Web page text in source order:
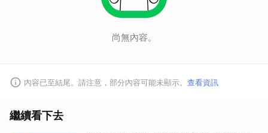
尚無內容。
內容已至結尾。請注意，部分內容可能未顯示。 查看資訊
繼續看下去